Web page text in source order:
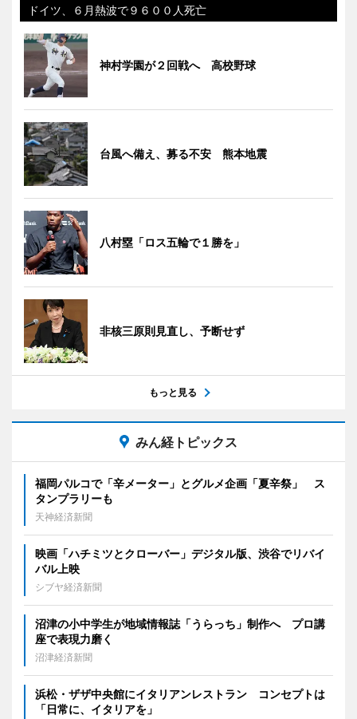
ドイツ、６月熱波で９６００人死亡
神村学園が２回戦へ 高校野球
台風へ備え、募る不安 熊本地震
八村塁「ロス五輪で１勝を」
非核三原則見直し、予断せず
もっと見る
みん経トピックス
福岡パルコで「辛メーター」とグルメ企画「夏辛祭」 ス
タンプラリーも
天神経済新聞
映画「ハチミツとクローバー」デジタル版、渋谷でリバイ
バル上映
シブヤ経済新聞
沼津の小中学生が地域情報誌「うらっち」制作へ プロ講
座で表現力磨く
沼津経済新聞
浜松・ザザ中央館にイタリアンレストラン コンセプトは
「日常に、イタリアを」